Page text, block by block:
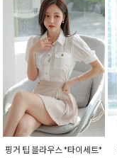
핑거 팁 블라우스 *타이세트*